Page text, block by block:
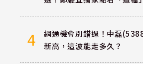
4
網通機會別錯過！中磊
新高，這波能走多久？